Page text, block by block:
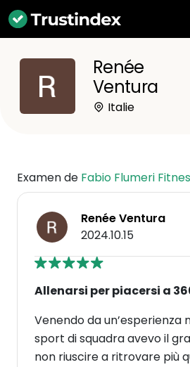
Renée
Ventura
Italie
Examen de Fabio Flumeri
Renée Ventura
2024.10.15
Allenarsi per piacersi a
Venendo da un’esperienza
sport di squadra avevo il
non riuscire a ritrovare più